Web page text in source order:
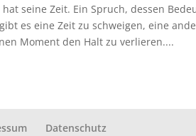
hat seine Zeit. Ein Spruch, dessen
es eine Zeit zu schweigen, eine
Moment den Halt zu verlieren....
Datenschutz